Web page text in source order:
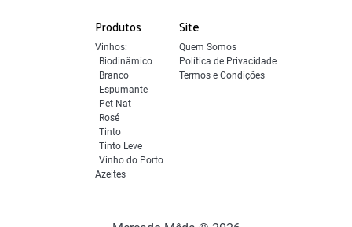
Produtos
Vinhos:
Biodinâmico
Branco
Espumante
Pet-Nat
Rosé
Tinto
Tinto Leve
Vinho do Porto
Azeites
Site
Quem Somos
Política de Privacidade
Termos e Condições